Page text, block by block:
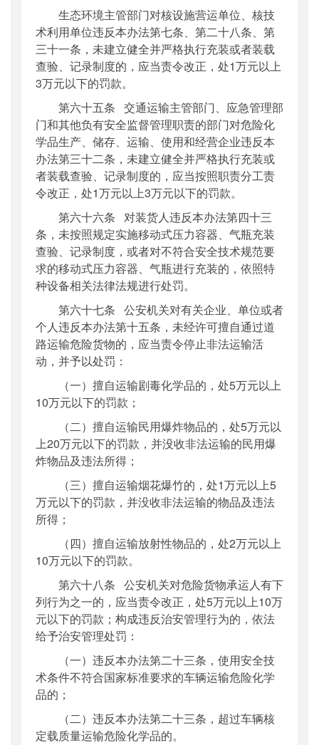
生态环境主管部门对核设施营运单位、核技
术利用单位违反本办法第七条、第二十八条、第
三十一条，未建立健全并严格执行充装或者装载
查验、记录制度的，应当责令改正，处1万元以上
3万元以下的罚款。
第六十五条 交通运输主管部门、应急管理部
门和其他负有安全监督管理职责的部门对危险化
学品生产、储存、运输、使用和经营企业违反本
办法第三十二条，未建立健全并严格执行充装或
者装载查验、记录制度的，应当按照职责分工责
令改正，处1万元以上3万元以下的罚款。
第六十六条 对装货人违反本办法第四十三
条，未按照规定实施移动式压力容器、气瓶充装
查验、记录制度，或者对不符合安全技术规范要
求的移动式压力容器、气瓶进行充装的，依照特
种设备相关法律法规进行处罚。
第六十七条 公安机关对有关企业、单位或者
个人违反本办法第十五条，未经许可擅自通过道
路运输危险货物的，应当责令停止非法运输活
动，并予以处罚：
（一）擅自运输剧毒化学品的，处5万元以上
10万元以下的罚款；
（二）擅自运输民用爆炸物品的，处5万元以
上20万元以下的罚款，并没收非法运输的民用爆
炸物品及违法所得；
（三）擅自运输烟花爆竹的，处1万元以上5
万元以下的罚款，并没收非法运输的物品及违法
所得；
（四）擅自运输放射性物品的，处2万元以上
10万元以下的罚款。
第六十八条 公安机关对危险货物承运人有下
列行为之一的，应当责令改正，处5万元以上10万
元以下的罚款；构成违反治安管理行为的，依法
给予治安管理处罚：
（一）违反本办法第二十三条，使用安全技
术条件不符合国家标准要求的车辆运输危险化学
品的；
（二）违反本办法第二十三条，超过车辆核
定载质量运输危险化学品的。